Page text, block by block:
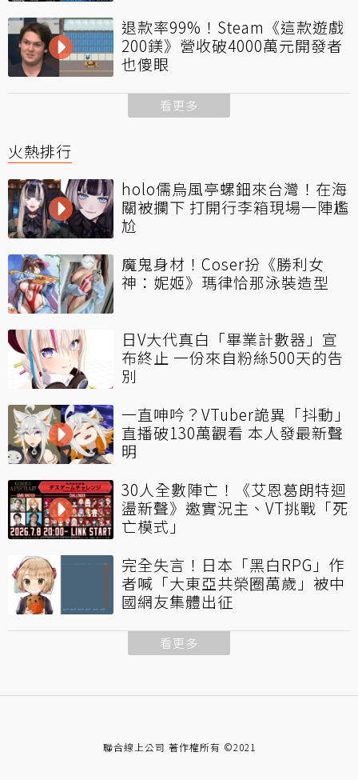
退款率99%！Steam《這款遊戲
200鎂》營收破4000萬元開發者
也傻眼
看更多
火熱排行
holo儒烏風亭螺鈿來台灣！在海
關被攔下 打開行李箱現場一陣尷
尬
魔鬼身材！Coser扮《勝利女
神：妮姬》瑪律恰那泳裝造型
日V大代真白「畢業計數器」宣
布終止 一份來自粉絲500天的告
別
一直呻吟？VTuber詭異「抖動」
直播破130萬觀看 本人發最新聲
明
30人全數陣亡！《艾恩葛朗特迴
盪新聲》邀實況主、VT挑戰「死
亡模式」
完全失言！日本「黑白RPG」作
者喊「大東亞共榮圈萬歲」被中
國網友集體出征
看更多
聯合線上公司 著作權所有 ©2021